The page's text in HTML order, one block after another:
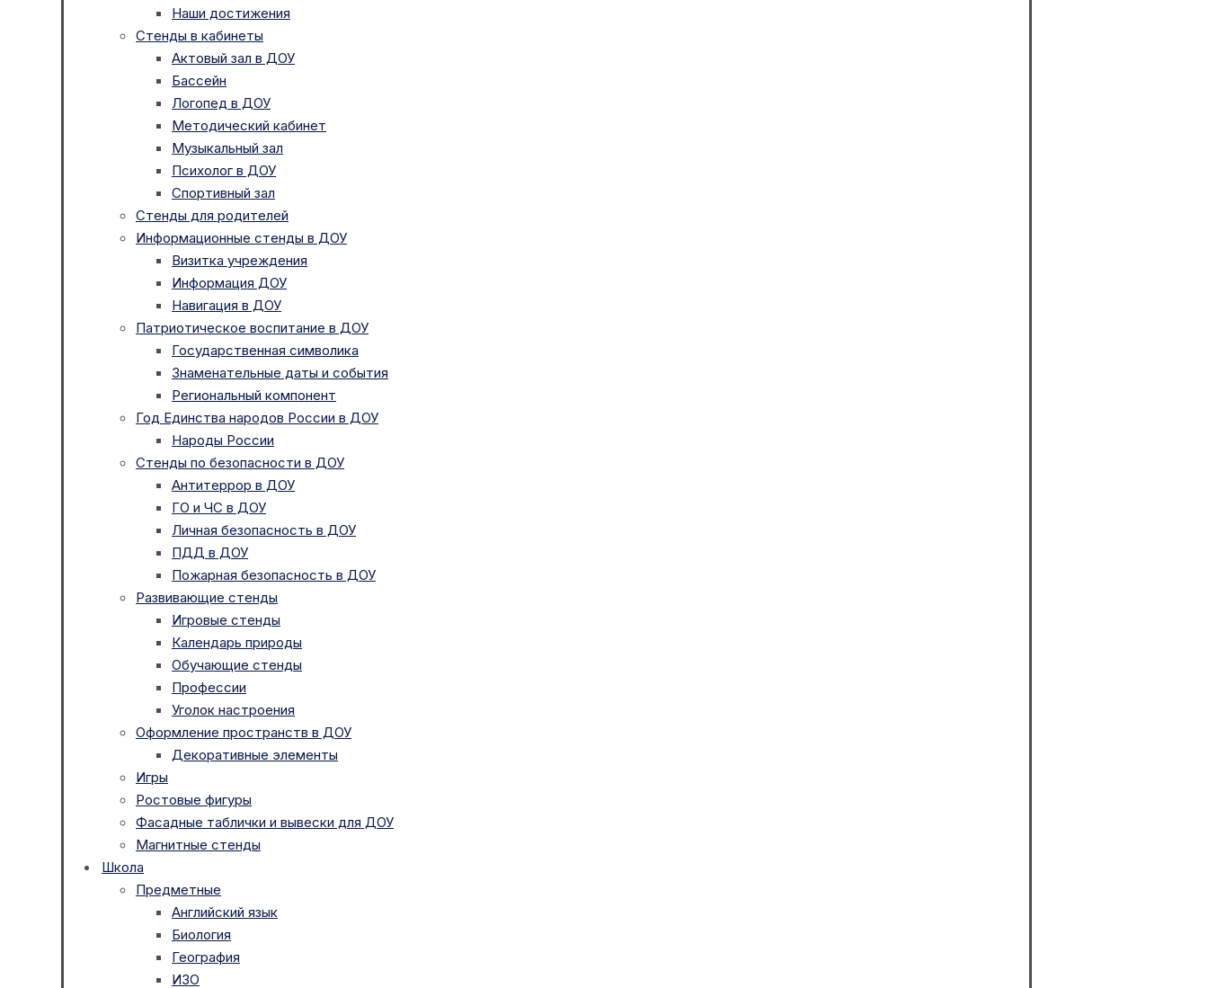
Наши достижения
Стенды в кабинеты
Актовый зал в ДОУ
Бассейн
Логопед в ДОУ
Методический кабинет
Музыкальный зал
Психолог в ДОУ
Спортивный зал
Стенды для родителей
Информационные стенды в ДОУ
Визитка учреждения
Информация ДОУ
Навигация в ДОУ
Патриотическое воспитание в ДОУ
Государственная символика
Знаменательные даты и события
Региональный компонент
Год Единства народов России в ДОУ
Народы России
Стенды по безопасности в ДОУ
Антитеррор в ДОУ
ГО и ЧС в ДОУ
Личная безопасность в ДОУ
ПДД в ДОУ
Пожарная безопасность в ДОУ
Развивающие стенды
Игровые стенды
Календарь природы
Обучающие стенды
Профессии
Уголок настроения
Оформление пространств в ДОУ
Декоративные элементы
Игры
Ростовые фигуры
Фасадные таблички и вывески для ДОУ
Магнитные стенды
Школа
Предметные
Английский язык
Биология
География
ИЗО